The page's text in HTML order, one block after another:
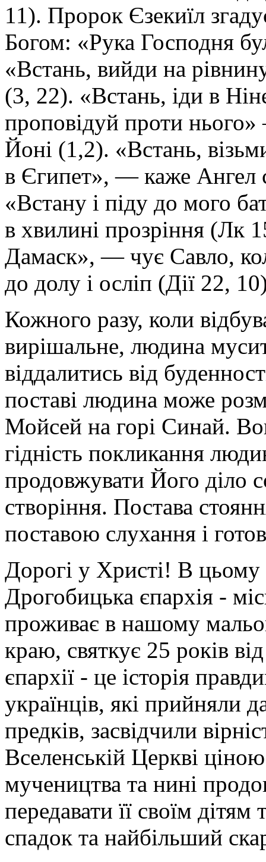
11). Пророк Єзекиїл
Богом: «Рука Господня
«Встань, вийди на
(3, 22). «Встань, іди в
проповідуй проти
Йоні (1,2). «Встань,
в Єгипет», — каже Ангел
«Встану і піду до мого
в хвилині прозріння (Лк
Дамаск», — чує Савло,
до долу і осліп (Дії 22,
Кожного разу, коли
вирішальне, людина
віддалитись від
поставі людина може
Мойсей на горі Синай.
гідність покликання
продовжувати Його діло
створіння. Постава
поставою слухання і
Дорогі у Христі! В
Дрогобицька єпархія -
проживає в нашому
краю, святкує 25 років
єпархії - це історія
українців, які прийняли
предків, засвідчили
Вселенській Церкві
мучеництва та нині
передавати її своїм
спадок та найбільший